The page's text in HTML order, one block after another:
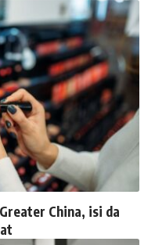
China, isi da